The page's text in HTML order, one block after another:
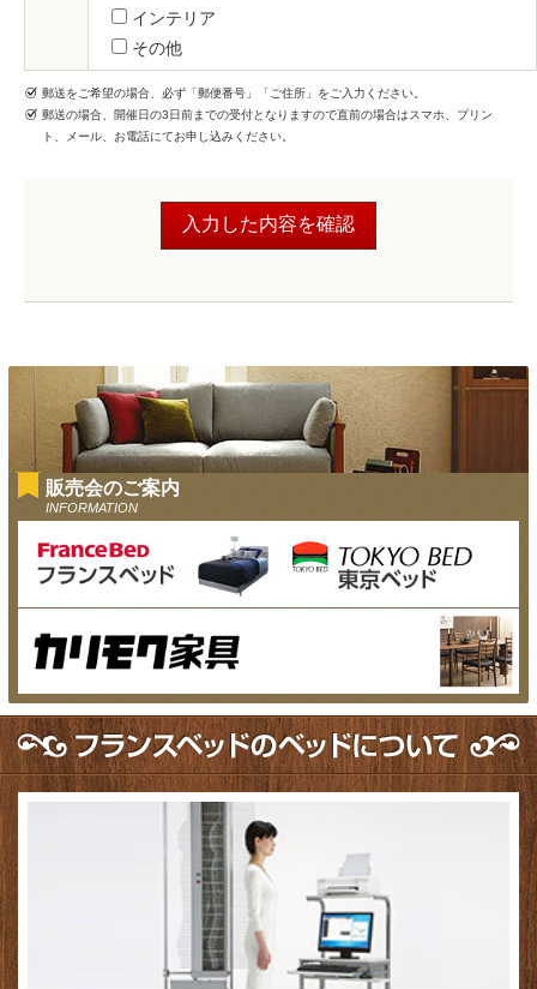
インテリア
その他
郵送をご希望の場合、必ず「郵便番号」「ご住所」をご入力ください。
郵送の場合、開催日の3日前までの受付となりますので直前の場合はスマホ、プリン
ト、メール、お電話にてお申し込みください。
販売会のご案内
INFORMATION